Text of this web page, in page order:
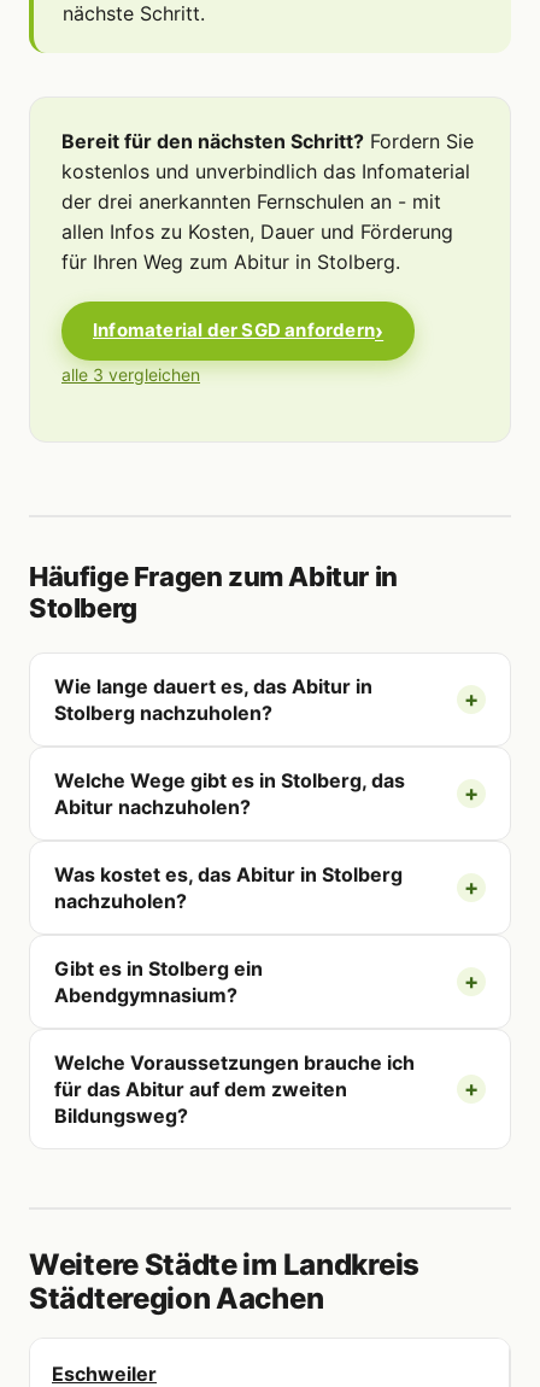
nächste Schritt.
Bereit für den nächsten Schritt? Fordern Sie
kostenlos und unverbindlich das Infomaterial
der drei anerkannten Fernschulen an - mit
allen Infos zu Kosten, Dauer und Förderung
für Ihren Weg zum Abitur in Stolberg.
Infomaterial der SGD anfordern
alle 3 vergleichen
Häufige Fragen zum Abitur in
Stolberg
Wie lange dauert es, das Abitur in
Stolberg nachzuholen?
Welche Wege gibt es in Stolberg, das
Abitur nachzuholen?
Was kostet es, das Abitur in Stolberg
nachzuholen?
Gibt es in Stolberg ein
Abendgymnasium?
Welche Voraussetzungen brauche ich
für das Abitur auf dem zweiten
Bildungsweg?
Weitere Städte im Landkreis
Städteregion Aachen
Eschweiler